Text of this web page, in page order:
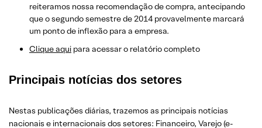
reiteramos nossa recomendação de compra, antecipando
que o segundo semestre de 2014 provavelmente marcará
um ponto de inflexão para a empresa.
Clique aqui para acessar o relatório completo
Principais notícias dos setores
Nestas publicações diárias, trazemos as principais notícias
nacionais e internacionais dos setores: Financeiro, Varejo(e-